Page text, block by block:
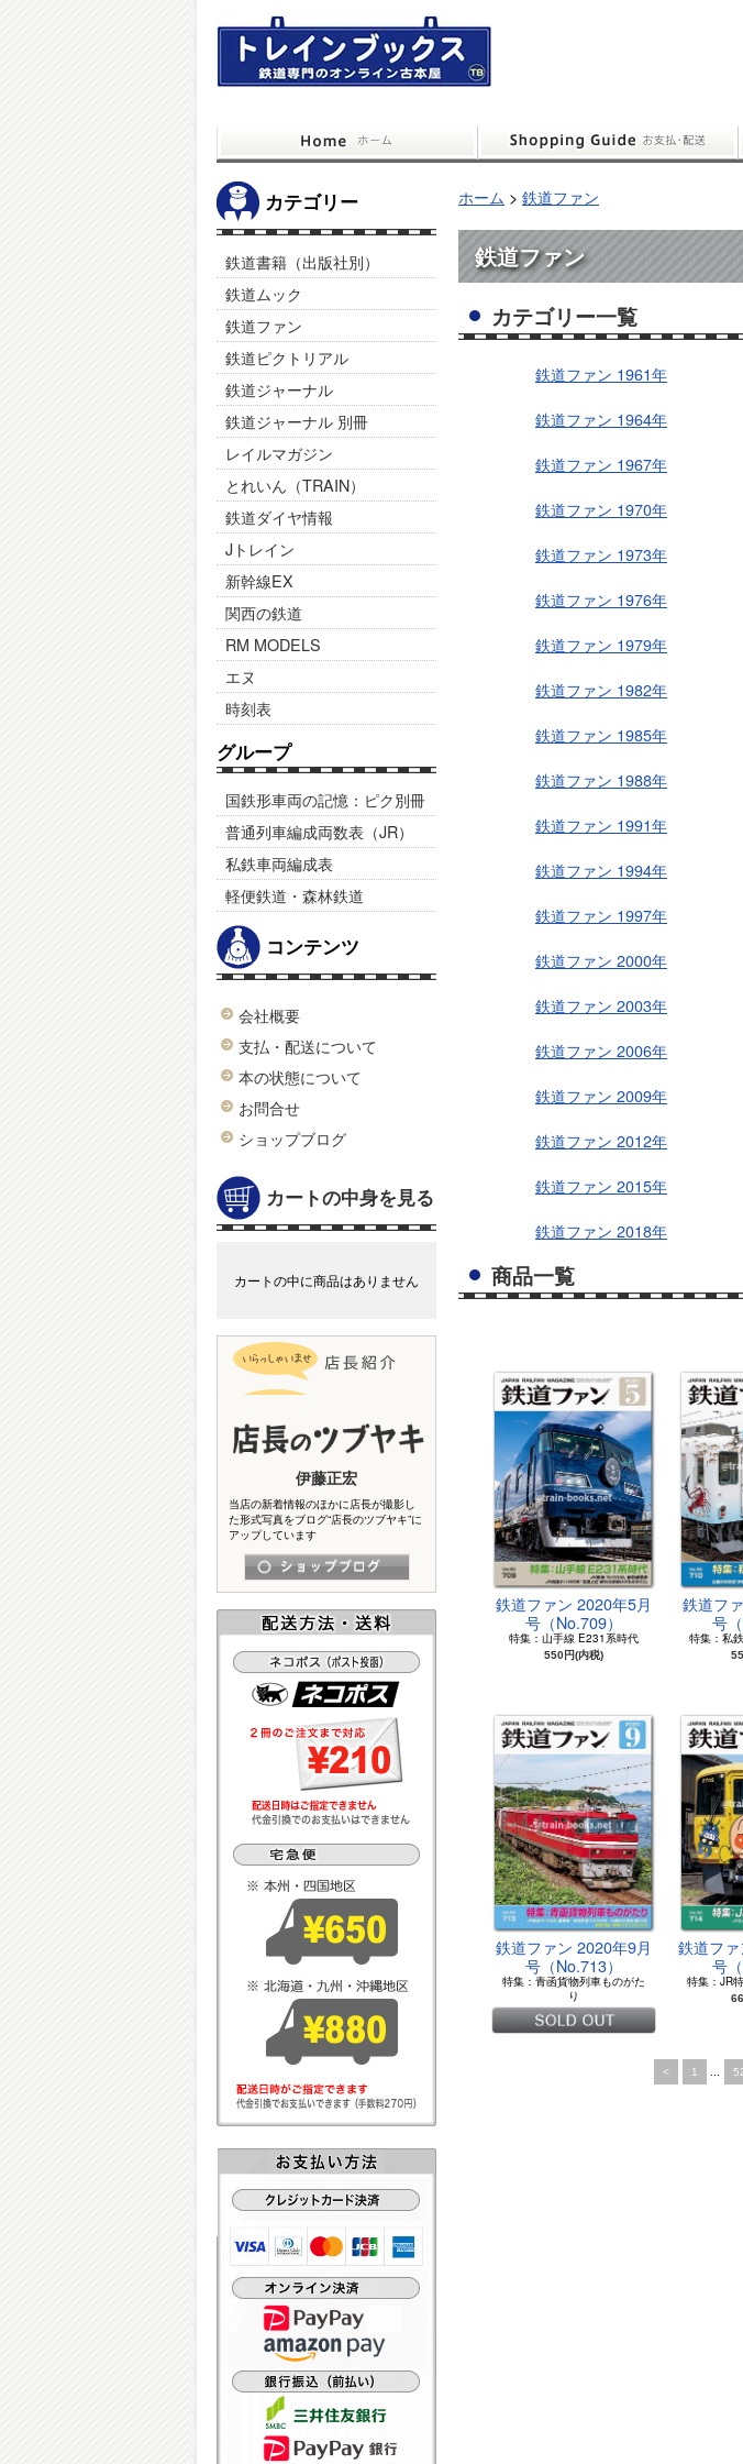
カテゴリー
鉄道書籍（出版社別）
鉄道ムック
鉄道ファン
鉄道ピクトリアル
鉄道ジャーナル
鉄道ジャーナル 別冊
レイルマガジン
とれいん（TRAIN）
鉄道ダイヤ情報
Jトレイン
新幹線EX
関西の鉄道
RM MODELS
エヌ
時刻表
グループ
国鉄形車両の記憶：ピク別冊
普通列車編成両数表（JR）
私鉄車両編成表
軽便鉄道・森林鉄道
コンテンツ
会社概要
支払・配送について
本の状態について
お問合せ
ショップブログ
カートの中身を見る
カートの中に商品はありません
伊藤正宏
当店の新着情報のほかに店長が撮影し
た形式写真をブログ“店長のツブヤキ”に
アップしています
ホーム > 鉄道ファン
鉄道ファン
カテゴリー一覧
鉄道ファン 1961年
鉄道ファン 1964年
鉄道ファン 1967年
鉄道ファン 1970年
鉄道ファン 1973年
鉄道ファン 1976年
鉄道ファン 1979年
鉄道ファン 1982年
鉄道ファン 1985年
鉄道ファン 1988年
鉄道ファン 1991年
鉄道ファン 1994年
鉄道ファン 1997年
鉄道ファン 2000年
鉄道ファン 2003年
鉄道ファン 2006年
鉄道ファン 2009年
鉄道ファン 2012年
鉄道ファン 2015年
鉄道ファン 2018年
商品一覧
鉄道ファン 2020年5月
号（No.709）
特集：山手線 E231系時代
550円(内税)
鉄道フ
号
特集：私
鉄道ファン 2020年9月
号（No.713）
特集：青函貨物列車ものがた
り
鉄道フ
号
特集：JR
< 1